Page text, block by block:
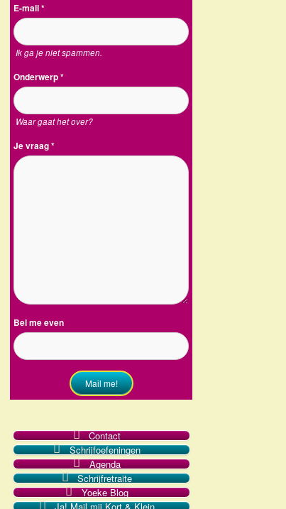
E-mail*
Ik ga je niet spammen.
Onderwerp*
Waar gaat het over?
Je vraag*
Bel me even
Mail me!
Contact
Schrijfoefeningen
Agenda
Schrijfretraite
Yoeke Blog